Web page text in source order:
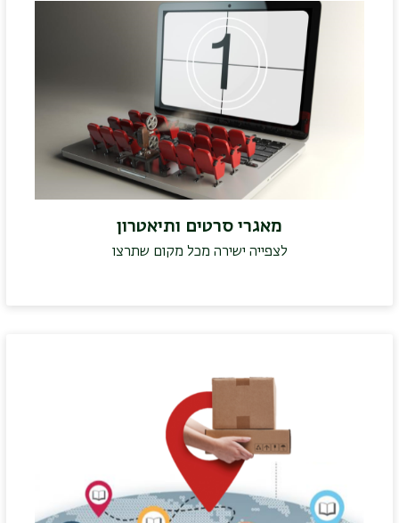
מאגרי סרטים ותיאטרון
לצפייה ישירה מכל מקום שתרצו